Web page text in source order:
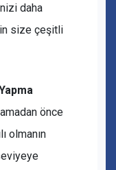
daha
size çeşitli
önce
olmanın